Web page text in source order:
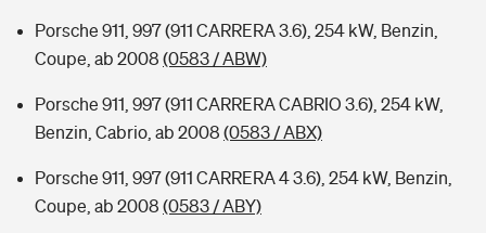
Porsche 911, 997 (911 CARRERA 3.6), 254 kW, Benzin,
Coupe, ab 2008 (0583 / ABW)
Porsche 911, 997 (911 CARRERA CABRIO 3.6), 254 kW,
Benzin, Cabrio, ab 2008 (0583 / ABX)
Porsche 911, 997 (911 CARRERA 4 3.6), 254 kW, Benzin,
Coupe, ab 2008 (0583 / ABY)